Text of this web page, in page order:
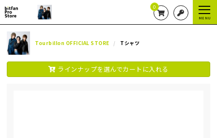
0
MENU
Tourbillon OFFICIAL STORE Tシャツ
ラインナップを選んでカートに入れる